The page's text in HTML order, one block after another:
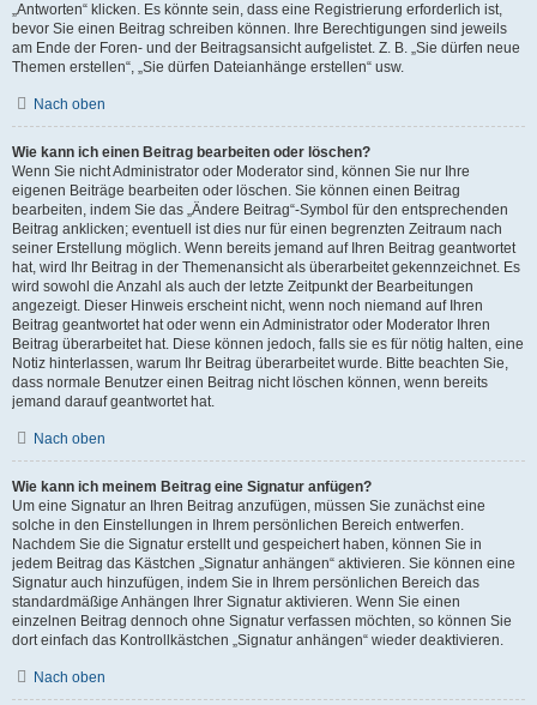
„Antworten“ klicken. Es könnte sein, dass eine Registrierung erforderlich ist,
bevor Sie einen Beitrag schreiben können. Ihre Berechtigungen sind jeweils
am Ende der Foren- und der Beitragsansicht aufgelistet. Z. B. „Sie dürfen neue
Themen erstellen“, „Sie dürfen Dateianhänge erstellen“ usw.
Nach oben
Wie kann ich einen Beitrag bearbeiten oder löschen?
Wenn Sie nicht Administrator oder Moderator sind, können Sie nur Ihre
eigenen Beiträge bearbeiten oder löschen. Sie können einen Beitrag
bearbeiten, indem Sie das „Ändere Beitrag“-Symbol für den entsprechenden
Beitrag anklicken; eventuell ist dies nur für einen begrenzten Zeitraum nach
seiner Erstellung möglich. Wenn bereits jemand auf Ihren Beitrag geantwortet
hat, wird Ihr Beitrag in der Themenansicht als überarbeitet gekennzeichnet. Es
wird sowohl die Anzahl als auch der letzte Zeitpunkt der Bearbeitungen
angezeigt. Dieser Hinweis erscheint nicht, wenn noch niemand auf Ihren
Beitrag geantwortet hat oder wenn ein Administrator oder Moderator Ihren
Beitrag überarbeitet hat. Diese können jedoch, falls sie es für nötig halten, eine
Notiz hinterlassen, warum Ihr Beitrag überarbeitet wurde. Bitte beachten Sie,
dass normale Benutzer einen Beitrag nicht löschen können, wenn bereits
jemand darauf geantwortet hat.
Nach oben
Wie kann ich meinem Beitrag eine Signatur anfügen?
Um eine Signatur an Ihren Beitrag anzufügen, müssen Sie zunächst eine
solche in den Einstellungen in Ihrem persönlichen Bereich entwerfen.
Nachdem Sie die Signatur erstellt und gespeichert haben, können Sie in
jedem Beitrag das Kästchen „Signatur anhängen“ aktivieren. Sie können eine
Signatur auch hinzufügen, indem Sie in Ihrem persönlichen Bereich das
standardmäßige Anhängen Ihrer Signatur aktivieren. Wenn Sie einen
einzelnen Beitrag dennoch ohne Signatur verfassen möchten, so können Sie
dort einfach das Kontrollkästchen „Signatur anhängen“ wieder deaktivieren.
Nach oben